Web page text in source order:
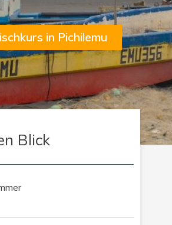
in Pichilemu
Blick